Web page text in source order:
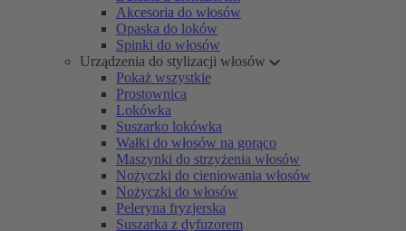
Akcesoria do włosów
Opaska do loków
Spinki do włosów
Urządzenia do stylizacji włosów
Pokaż wszystkie
Prostownica
Lokówka
Suszarko lokówka
Wałki do włosów na gorąco
Maszynki do strzyżenia włosów
Nożyczki do cieniowania włosów
Nożyczki do włosów
Peleryna fryzjerska
Suszarka z dyfuzorem